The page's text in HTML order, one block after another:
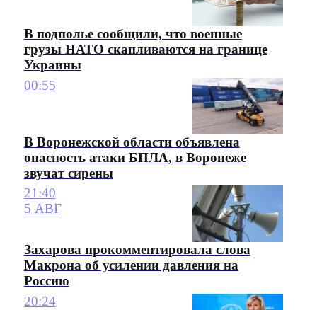
В подполье сообщили, что военные
грузы НАТО скапливаются на границе
Украины
00:55
В Воронежской области объявлена
опасность атаки БПЛА, в Воронеже
звучат сирены
21:40
5 АВГ
Захарова прокомментировала слова
Макрона об усилении давления на
Россию
20:24